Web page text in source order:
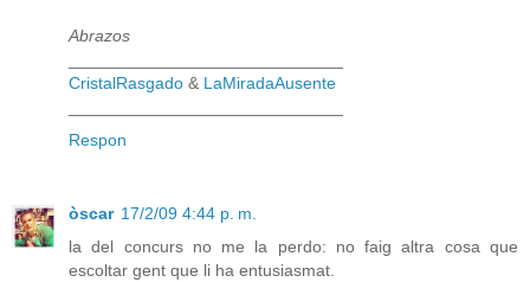
Abrazos
CristalRasgado & LaMiradaAusente
Respon
òscar 17/2/09 4:44 p. m.
la del concurs no me la perdo: no faig altra cosa que
escoltar gent que li ha entusiasmat.